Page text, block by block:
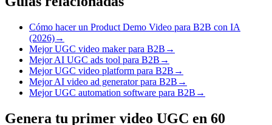
Cómo hacer un Product Demo Video para B2B con IA
(2026)→
Mejor UGC video maker para B2B →
Mejor AI UGC ads tool para B2B →
Mejor UGC video platform para B2B →
Mejor AI video ad generator para B2B →
Mejor UGC automation software para B2B →
Genera tu primer video UGC en 60